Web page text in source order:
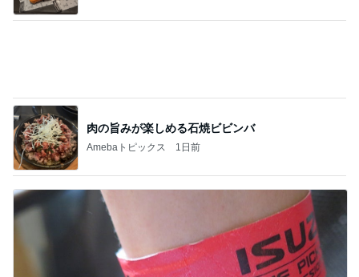
プロの指示で進む冗談みたいな悪路
10時間前